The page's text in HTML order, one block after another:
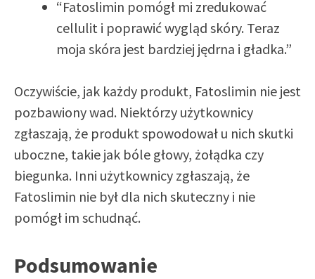
“Fatoslimin pomógł mi zredukować
cellulit i poprawić wygląd skóry. Teraz
moja skóra jest bardziej jędrna i gładka.”
Oczywiście, jak każdy produkt, Fatoslimin nie jest
pozbawiony wad. Niektórzy użytkownicy
zgłaszają, że produkt spowodował u nich skutki
uboczne, takie jak bóle głowy, żołądka czy
biegunka. Inni użytkownicy zgłaszają, że
Fatoslimin nie był dla nich skuteczny i nie
pomógł im schudnąć.
Podsumowanie